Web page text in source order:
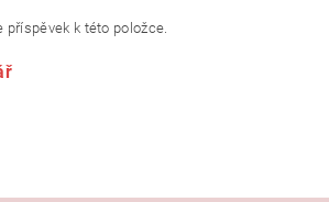
příspěvek k této položce.